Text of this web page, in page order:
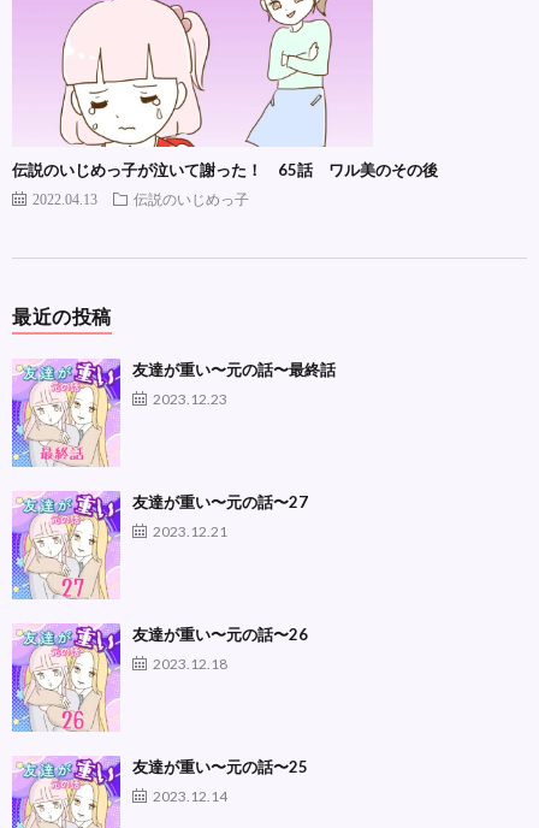
伝説のいじめっ子が泣いて謝った！ 65話 ワル美のその後
2022.04.13 伝説のいじめっ子
最近の投稿
友達が重い〜元の話〜最終話
2023.12.23
友達が重い〜元の話〜27
2023.12.21
友達が重い〜元の話〜26
2023.12.18
友達が重い〜元の話〜25
2023.12.14